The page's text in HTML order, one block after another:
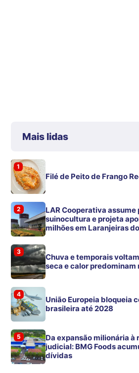
Mais lidas
1
Filé de Peito de Frango
2
LAR Cooperativa assume
suinocultura e projeta
milhões em Laranjeiras
3
Chuva e temporais
seca e calor predominam
4
União Europeia bloqueia
brasileira até 2028
5
Da expansão milionária à
judicial: BMG Foods
dívidas